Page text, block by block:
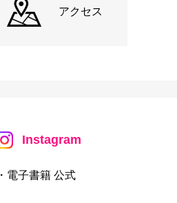
アクセス
Instagram
・電子書籍 公式